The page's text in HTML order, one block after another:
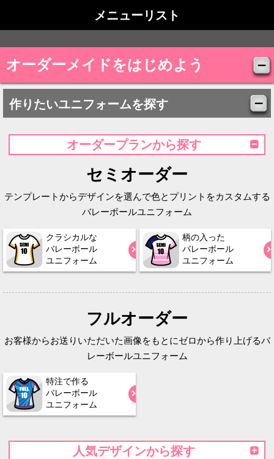
メニューリスト
オーダーメイドをはじめよう
作りたいユニフォームを探す
オーダープランから探す
セミオーダー
テンプレートからデザインを選んで色とプリントをカスタムする
バレーボールユニフォーム
クラシカルな
バレーボール
ユニフォーム
柄の入った
バレーボール
ユニフォーム
フルオーダー
お客様からお送りいただいた画像をもとにゼロから作り上げるバ
レーボールユニフォーム
特注で作る
バレーボール
ユニフォーム
人気デザインから探す